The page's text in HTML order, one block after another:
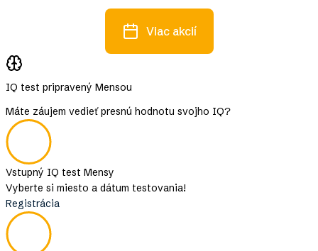
Viac akcií
IQ test pripravený Mensou
Máte záujem vedieť presnú hodnotu svojho IQ?
Vstupný IQ test Mensy
Vyberte si miesto a dátum testovania!
Registrácia